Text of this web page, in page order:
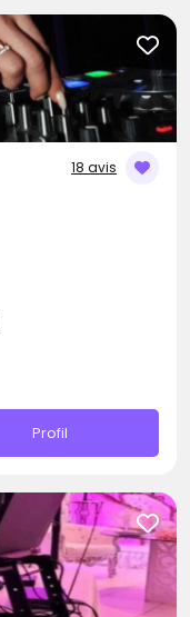
18 avis
Profil